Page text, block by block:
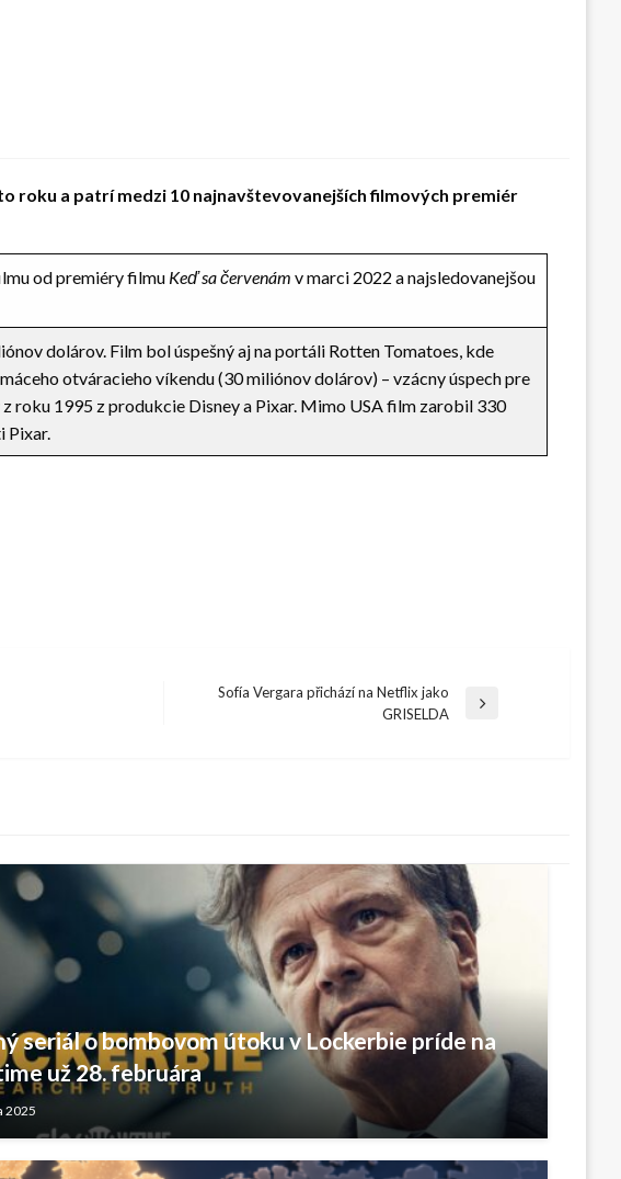
roku a patrí medzi 10 najnavštevovanejších filmových premiér
od premiéry filmu Keď sa červenám v marci 2022 a najsledovanejšou
dolárov. Film bol úspešný aj na portáli Rotten Tomatoes, kde
otváracieho víkendu (30 miliónov dolárov) – vzácny úspech pre
roku 1995 z produkcie Disney a Pixar. Mimo USA film zarobil 330
Pixar.
Sofía Vergara přichází na Netflix jako
GRISELDA
seriál o bombovom útoku v Lockerbie príde na
už 28. februára
2025